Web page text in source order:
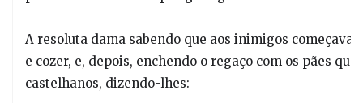
A resoluta dama sabendo que aos inimigos começava
e cozer, e, depois, enchendo o regaço com os pães
castelhanos, dizendo-lhes: